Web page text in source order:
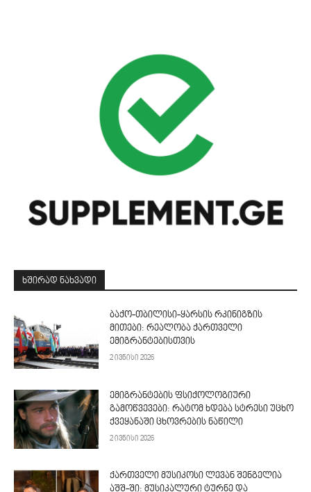
ᲮᲨᲘᲠᲐᲓ ᲜᲐᲮᲕᲐᲓᲘ
ბაქო-თბილისი-ყარსის რკინიგზის
მითები: რეალობა ქართველი
ემიგრანტებისთვის
2 ივნისი 2026
ემიგრანტების ფსიქოლოგიური
გამოწვევები: რატომ ხდება სტრესი უცხო
ქვეყანაში ცხოვრების ნაწილი
2 ივნისი 2026
ქართველი მუსიკოსი ლევან შენგელია
აშშ-ში: მუსიკალური ტურნე და